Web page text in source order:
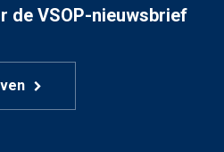
de VSOP-nieuwsbrief